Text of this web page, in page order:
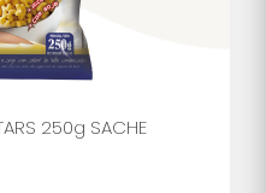
250g SACHE